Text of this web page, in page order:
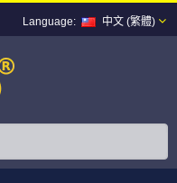
中文 (繁體)